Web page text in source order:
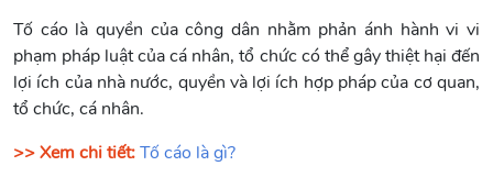
Tố cáo là quyền của công dân nhằm phản ánh hành vi vi
phạm pháp luật của cá nhân, tổ chức có thể gây thiệt hại đến
lợi ích của nhà nước, quyền và lợi ích hợp pháp của cơ quan,
tổ chức, cá nhân.
>> Xem chi tiết:Tố cáo là gì?